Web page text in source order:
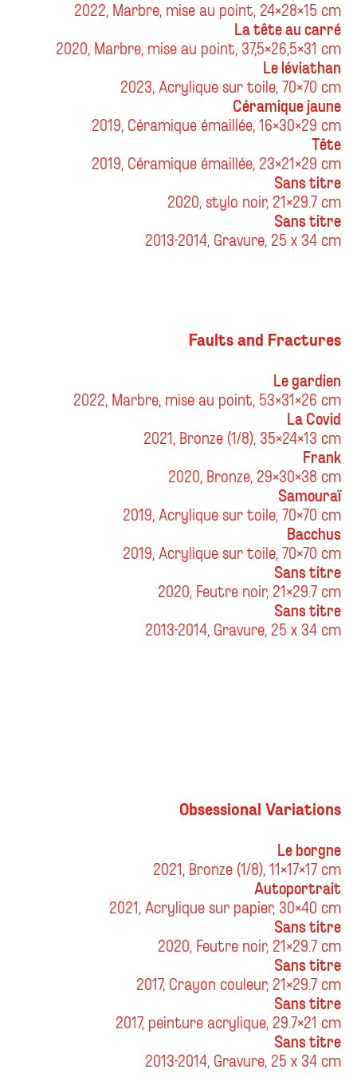
2022, Marbre, mise au point, 24x28x15 cm
La tête au carré
2020, Marbre, mise au point, 37,5x26,5x31 cm
Le léviathan
2023, Acrylique sur toile, 70x70 cm
Céramique jaune
2019, Céramique émaillée, 16x30x29 cm
Tête
2019, Céramique émaillée, 23x21x29 cm
Sans titre
2020, stylo noir, 21x29.7 cm
Sans titre
2013-2014, Gravure, 25 x 34 cm
Faults and Fractures
Le gardien
2022, Marbre, mise au point, 53x31x26 cm
La Covid
2021, Bronze (1/8), 35x24x13 cm
Frank
2020, Bronze, 29x30x38 cm
Samouraï
2019, Acrylique sur toile, 70x70 cm
Bacchus
2019, Acrylique sur toile, 70x70 cm
Sans titre
2020, Feutre noir, 21x29.7 cm
Sans titre
2013-2014, Gravure, 25 x 34 cm
Obsessional Variations
Le borgne
2021, Bronze (1/8), 11x17x17 cm
Autoportrait
2021, Acrylique sur papier, 30x40 cm
Sans titre
2020, Feutre noir, 21x29.7 cm
Sans titre
2017, Crayon couleur, 21x29.7 cm
Sans titre
2017, peinture acrylique, 29.7x21 cm
Sans titre
2013-2014, Gravure, 25 x 34 cm